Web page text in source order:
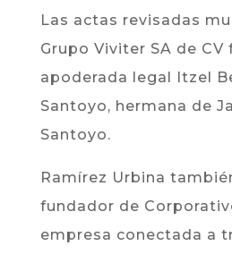
Las actas revisadas
Grupo Viviter SA de CV
apoderada legal Itzel
Santoyo, hermana de
Santoyo.
Ramírez Urbina
fundador de
empresa conectada a